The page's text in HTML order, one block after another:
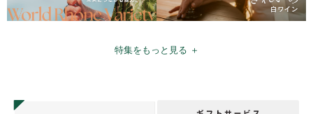
特集をもっと見る ＋